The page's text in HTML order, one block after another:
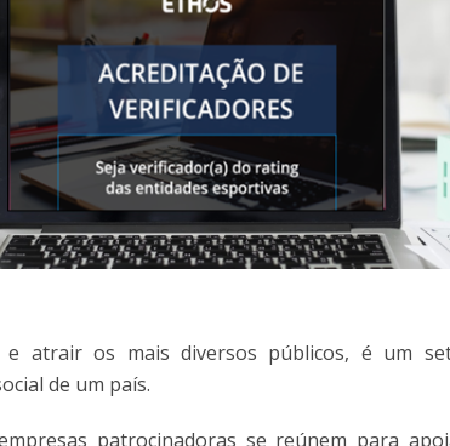
e atrair os mais diversos públicos, é um
de um país.
patrocinadoras se reúnem para